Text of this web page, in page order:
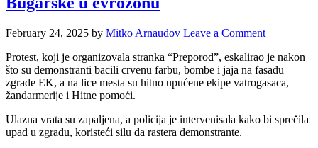
February 24, 2025 by Mitko Arnaudov Leave a Comment
Protest, koji je organizovala stranka “Preporod”, eskalirao je nakon
što su demonstranti bacili crvenu farbu, bombe i jaja na fasadu
zgrade EK, a na lice mesta su hitno upućene ekipe vatrogasaca,
žandarmerije i Hitne pomoći.
Ulazna vrata su zapaljena, a policija je intervenisala kako bi sprečila
upad u zgradu, koristeći silu da rastera demonstrante.